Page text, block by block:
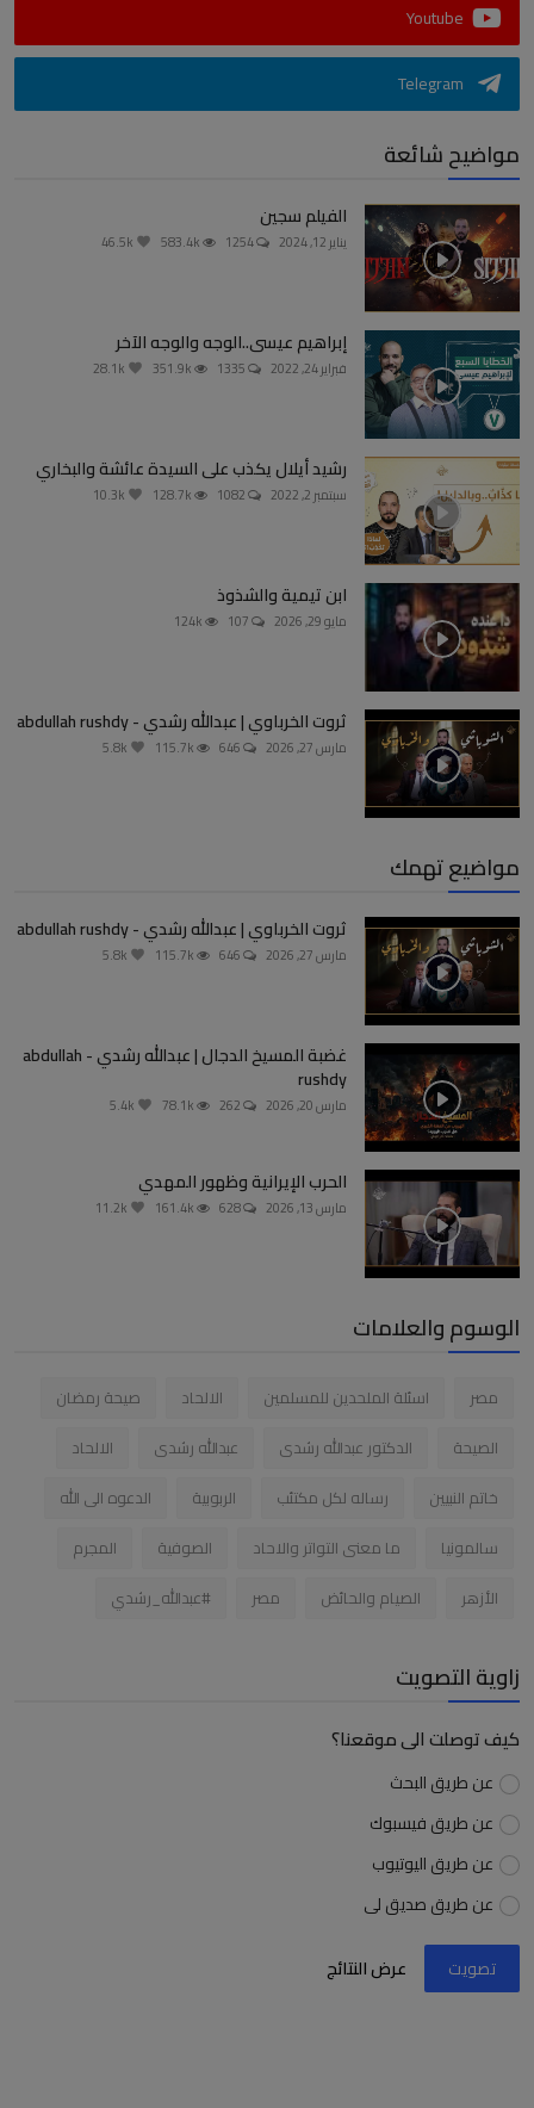
Youtube
Telegram
مواضيح شائعة
الفيلم سجين
يناير 12, 2024
إبراهيم عيسى..الوجه والوجه الآخر
فبراير 24, 2022
رشيد أيلال يكذب على السيدة عائشة والبخاري
سبتمبر 2, 2022
ابن تيمية والشذوذ
مايو 29, 2026
ثروت الخرباوي | عبدالله رشدي - abdullah rushdy
مارس 27, 2026
مواضيع تهمك
ثروت الخرباوي | عبدالله رشدي - abdullah rushdy
مارس 27, 2026
غضبة المسيخ الدجال | عبدالله رشدي - abdullah
rushdy
مارس 20, 2026
الحرب الإيرانية وظهور المهدي
مارس 13, 2026
الوسوم والعلامات
مصر اسئلة الملحدين للمسلمين الالحاد
صيحة رمضان
الصيحة
الدكتور عبدالله رشدى عبدالله رشدى
الالحاد
خاتم النبيين
رساله لكل مكتئب الربوبية
الدعوه الى الله
سالمونيا
ما معنى التواتر والاحاد الصوفية
المجرم
الأزهر
الصيام والحائض مصر #عبدالله_رشدي
زاوية التصويت
كيف توصلت الى موقعنا؟
عن طريق البحث
عن طريق فيسبوك
عن طريق اليوتيوب
عن طريق صديق لى
تصويت عرض النتائج